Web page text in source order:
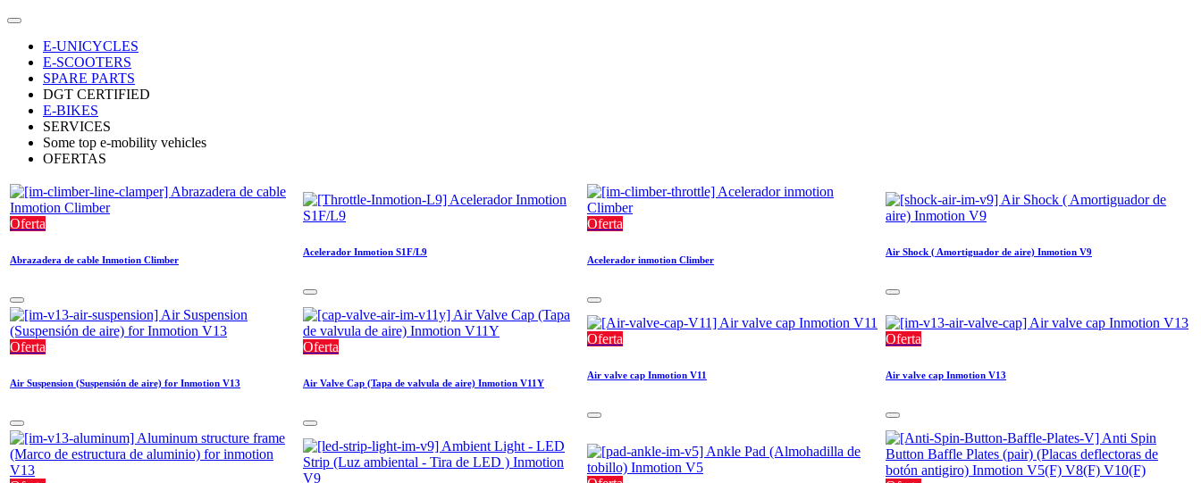
E-UNICYCLES
E-SCOOTERS
SPARE PARTS
DGT CERTIFIED
E-BIKES
SERVICES
Some top e-mobility vehicles
OFERTAS
Oferta
Abrazadera de cable Inmotion Climber
Acelerador Inmotion S1F/L9
Oferta
Acelerador inmotion Climber
Air Shock ( Amortiguador de aire) Inmotion V9
Oferta
Air Suspension (Suspensión de aire) for Inmotion V13
Oferta
Air Valve Cap (Tapa de valvula de aire) Inmotion V11Y
Oferta
Air valve cap Inmotion V11
Oferta
Air valve cap Inmotion V13